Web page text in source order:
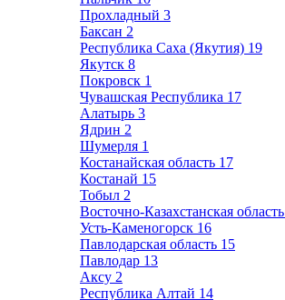
Прохладный 3
Баксан 2
Республика Саха (Якутия) 19
Якутск 8
Покровск 1
Чувашская Республика 17
Алатырь 3
Ядрин 2
Шумерля 1
Костанайская область 17
Костанай 15
Тобыл 2
Восточно-Казахстанская область
Усть-Каменогорск 16
Павлодарская область 15
Павлодар 13
Аксу 2
Республика Алтай 14